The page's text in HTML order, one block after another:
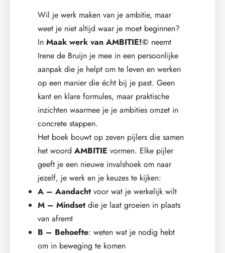
Wil je werk maken van je ambitie, maar
weet je niet altijd waar je moet beginnen?
In Maak werk van AMBITIE!© neemt
Irene de Bruijn je mee in een persoonlijke
aanpak die je helpt om te leven en werken
op een manier die écht bij je past. Geen
kant en klare formules, maar praktische
inzichten waarmee je je ambities omzet in
concrete stappen.
Het boek bouwt op zeven pijlers die samen
het woord AMBITIE vormen. Elke pijler
geeft je een nieuwe invalshoek om naar
jezelf, je werk en je keuzes te kijken:
A – Aandacht voor wat je werkelijk wilt
M – Mindset die je laat groeien in plaats
van afremt
B – Behoefte: weten wat je nodig hebt
om in beweging te komen